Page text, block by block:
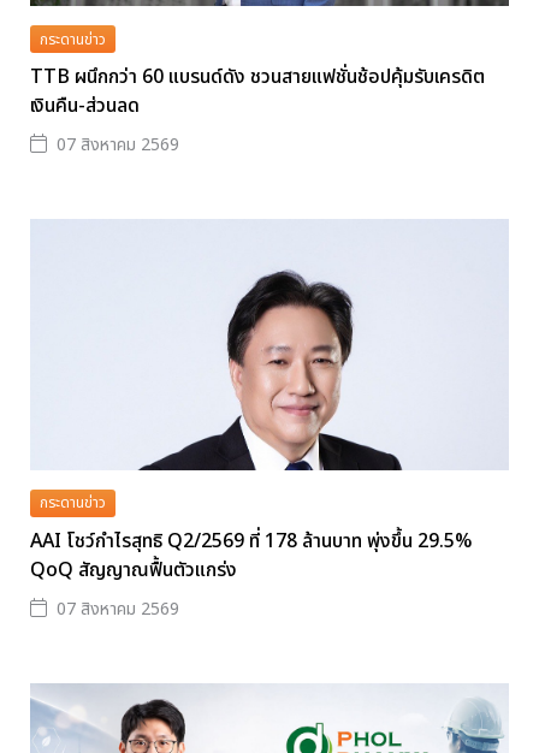
กระดานข่าว
TTB ผนึกกว่า 60 แบรนด์ดัง ชวนสายแฟชั่นช้อปคุ้มรับเครดิต
เงินคืน-ส่วนลด
07 สิงหาคม 2569
กระดานข่าว
AAI โชว์กำไรสุทธิ Q2/2569 ที่ 178 ล้านบาท พุ่งขึ้น 29.5%
QoQ สัญญาณฟื้นตัวแกร่ง
07 สิงหาคม 2569